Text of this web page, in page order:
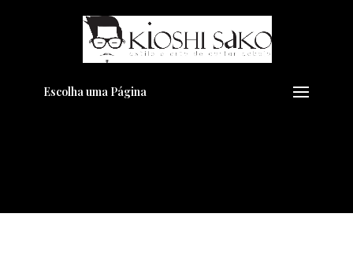
Escolha uma Página
Pensando em transformar seu
Visual??